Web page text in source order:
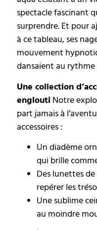
spectacle fascinant
surprendre. Et pour
à ce tableau, ses
mouvement
dansaient au
Une collection
englouti Notre
part jamais à
accessoires :
Un diadème
qui brille
Des lunettes
repérer les
Une sublime
au moindre